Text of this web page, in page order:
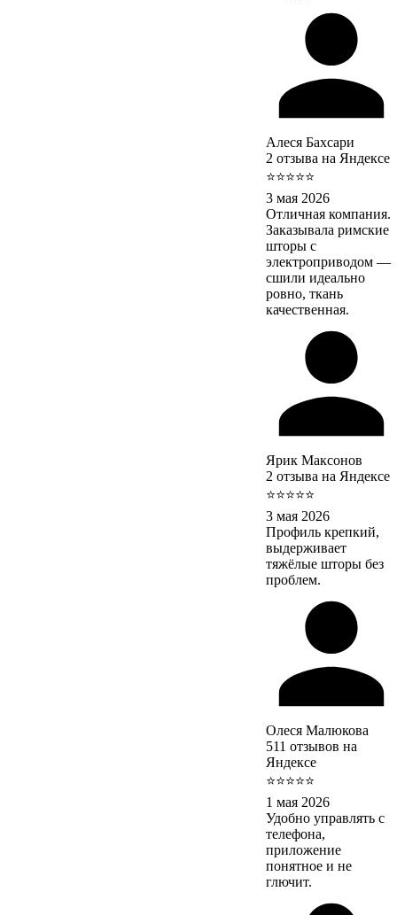
Алеся Бахсари
2 отзыва на Яндексе
⭐⭐⭐⭐⭐
3 мая 2026
Отличная компания.
Заказывала римские
шторы с
электроприводом —
сшили идеально
ровно, ткань
качественная.
Ярик Максонов
2 отзыва на Яндексе
⭐⭐⭐⭐⭐
3 мая 2026
Профиль крепкий,
выдерживает
тяжёлые шторы без
проблем.
Олеся Малюкова
511 отзывов на
Яндексе
⭐⭐⭐⭐⭐
1 мая 2026
Удобно управлять с
телефона,
приложение
понятное и не
глючит.